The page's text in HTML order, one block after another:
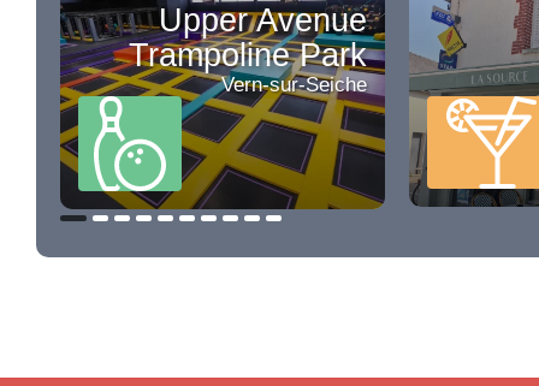
Upper Avenue
Trampoline Park
Vern-sur-Seiche